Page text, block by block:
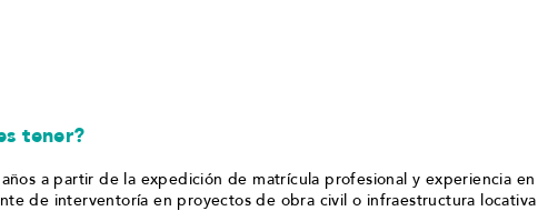
tener?
a partir de la expedición de matrícula profesional y experiencia en
de interventoría en proyectos de obra civil o infraestructura locativa